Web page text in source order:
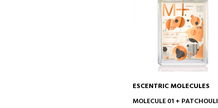
AJOUTER AU PANIER
ESCENTRIC MOLECULES
MOLECULE 01 + PATCHOULI